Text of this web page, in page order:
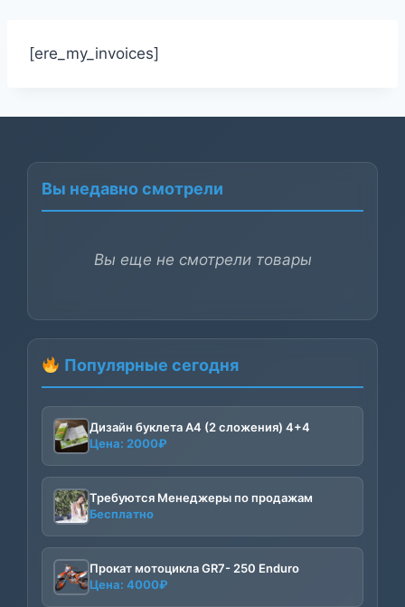
[ere_my_invoices]
Вы недавно смотрели
Вы еще не смотрели товары
Популярные сегодня
Дизайн буклета А4 (2 сложения) 4+4
Цена: 2000₽
Требуются Менеджеры по продажам
Бесплатно
Прокат мотоцикла GR7- 250 Enduro
Цена: 4000₽